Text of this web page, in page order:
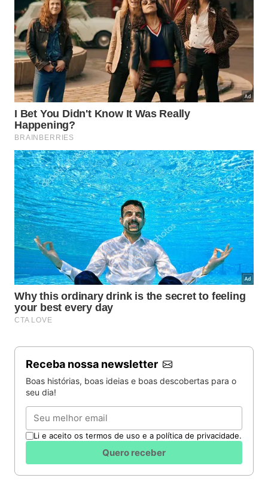
Receba nossa newsletter
Boas histórias, boas ideias e boas descobertas para o
seu dia!
Email
Li e aceito os termos de uso e a política de privacidade.
Quero receber